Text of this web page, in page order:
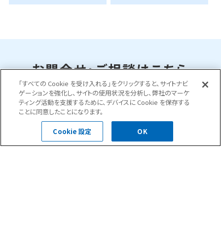
お問合せ・ご相談はこちら
0120-400-252
受付時間 平日 8:30～18:00
「すべての Cookie を受け入れる」をクリックすると、サイトナビ
ゲーションを強化し、サイトの使用状況を分析し、弊社のマーケ
ティング活動を支援するために、デバイスに Cookie を保存する
ことに同意したことになります。
Cookie 設定 OK